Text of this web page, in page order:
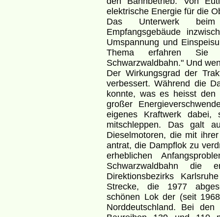
elektrische Energie für die
Das Unterwerk
Empfangsgebäude
Umspannung und
Thema erfahren Sie
Schwarzwaldbahn." Und
Der Wirkungsgrad der
verbessert. Während die
konnte, was es heisst
großer
eigenes Kraftwerk dabei,
mitschleppen. Das galt
Dieselmotoren, die mit
antrat, die Dampflok zu
erheblichen
Schwarzwaldbahn die
Direktionsbezirks
Strecke, die 1977
schönen Lok der (seit
Norddeutschland. Bei